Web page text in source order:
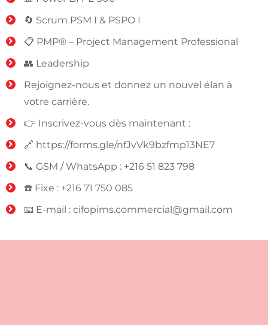
🔄 Scrum PSM I & PSPO I
📋 PMP® – Project Management Professional
👥 Leadership
Rejoignez-nous et donnez un nouvel élan à
votre carrière.
👉 Inscrivez-vous dès maintenant :
🔗 https://forms.gle/nfJvVk9bzfmp13NE7
📞 GSM / WhatsApp : +216 51 823 798
☎️ Fixe : +216 71 750 085
📧 E-mail : cifopims.commercial@gmail.com